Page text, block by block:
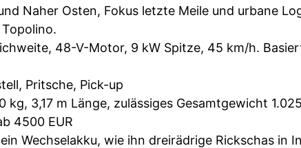
Naher Osten, Fokus letzte Meile und urbane
48-V-Motor, 9 kW Spitze, 45 km/h.
Pritsche, Pick-up
kg, 3,17 m Länge, zulässiges Gesamtgewicht
4500 EUR
Wechselakku, wie ihn dreirädrige Rickschas in